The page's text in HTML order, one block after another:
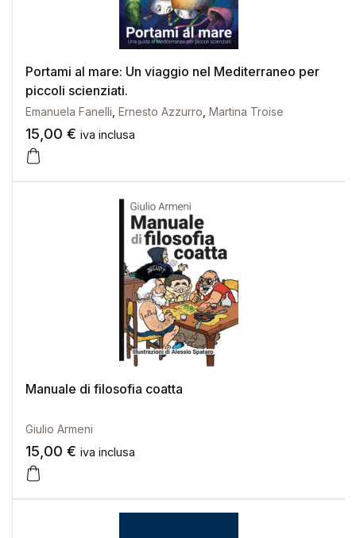
Portami al mare: Un viaggio nel Mediterraneo per
piccoli scienziati.
Emanuela Fanelli Ernesto Azzurro Martina Troise
15,00 € iva inclusa
Manuale di filosofia coatta
Giulio Armeni
15,00 € iva inclusa